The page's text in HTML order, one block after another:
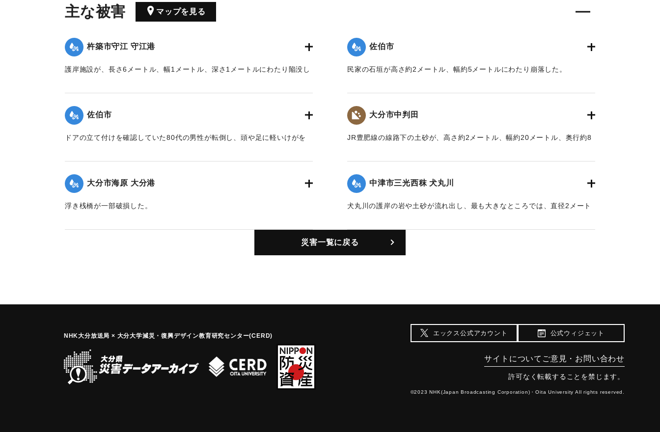
主な被害 マップを見る
杵築市守江 守江港
護岸施設が、長さ6メートル、幅1メートル、深さ1メートルにわたり陥没し
佐伯市
民家の石垣が高さ約2メートル、幅約5メートルにわたり崩落した。
｜固有コード:01210005
佐伯市
ドアの立て付けを確認していた80代の男性が転倒し、頭や足に軽いけがを
大分市中判田
JR豊肥線の線路下の土砂が、高さ約2メートル、幅約20メートル、奥行約8
た。
｜固有コード: 01210001
大分市海原 大分港
浮き桟橋が一部破損した。
｜固有コード:01210002
中津市三光西秣 犬丸川
犬丸川の護岸の岩や土砂が流れ出し、最も大きなところでは、直径2メート
護岸が崩れる恐れがあるため、空洞を土砂で埋める応急的な復旧工事を行っ
た。
災害一覧に戻る
NHK大分放送局 × 大分大学減災 ・復興デザイン教育研究センター(CERD) エックス公式アカウント 公式ウィジェット
サイトについて ご意見・お問い合わせ
許可なく転載することを禁じます。
©2023 NHK(Japan Broadcasting Corporation)・Oita University All rights reserved.